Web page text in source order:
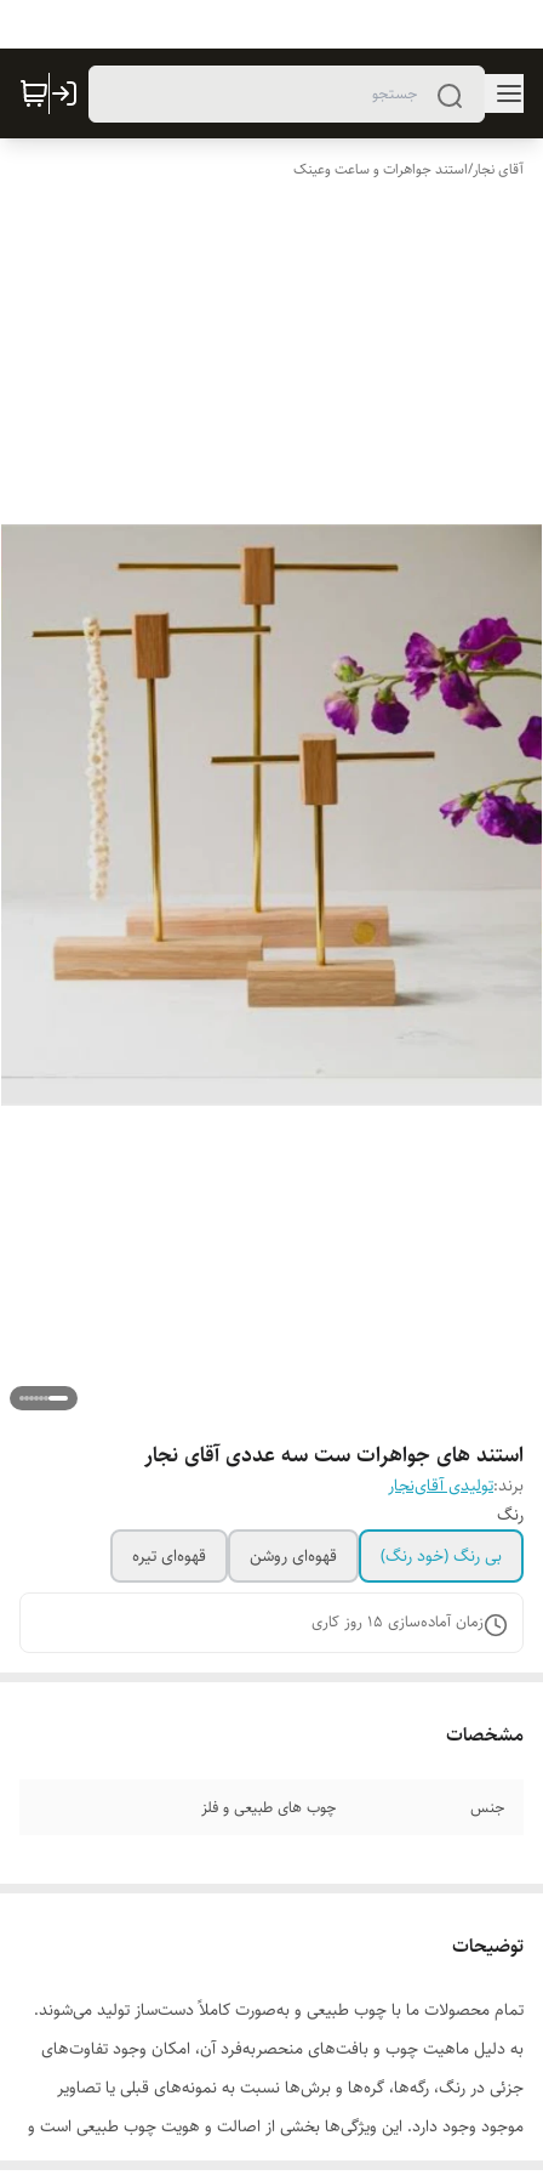
آقای نجار/استند جواهرات و ساعت وعینک
استند های جواهرات ست سه عددی آقای نجار
برند:تولیدی آقای‌نجار
رنگ
بی رنگ (خود رنگ)
قهوه‌ای روشن قهوه‌ای تیره
زمان آماده‌سازی 15 روز کاری
مشخصات
جنس چوب های طبیعی و فلز
توضیحات
تمام محصولات ما با چوب طبیعی و به‌صورت کاملاً دست‌ساز تولید می‌شوند.
به دلیل ماهیت چوب و بافت‌های منحصر‌به‌فرد آن، امکان وجود تفاوت‌های
جزئی در رنگ، رگه‌ها، گره‌ها و برش‌ها نسبت به نمونه‌های قبلی یا تصاویر
موجود وجود دارد. این ویژگی‌ها بخشی از اصالت و هویت چوب طبیعی است و